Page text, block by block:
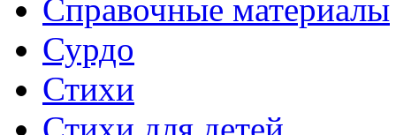
Справочные материалы
Сурдо
Стихи